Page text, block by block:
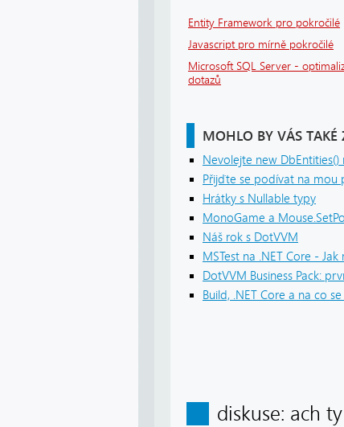
Entity Framework pro pokročilé
Javascript pro mírně pokročilé
Microsoft SQL Server -
dotazů
MOHLO BY VÁS TAKÉ
Nevolejte new DbEntities()
Přijďte se podívat na mou
Hrátky s Nullable typy
MonoGame a
Náš rok s DotVVM
MSTest na .NET Core - Jak
DotVVM Business Pack:
Build, .NET Core a na co
diskuse: ach